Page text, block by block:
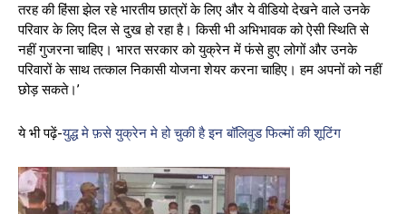
तरह की हिंसा झेल रहे भारतीय छात्रों के लिए और ये वीडियो देखने वाले उनके
परिवार के लिए दिल से दुख हो रहा है। किसी भी अभिभावक को ऐसी स्थिति से
नहीं गुजरना चाहिए। भारत सरकार को युक्रेन में फंसे हुए लोगों और उनके
परिवारों के साथ तत्काल निकासी योजना शेयर करना चाहिए। हम अपनों को नहीं
छोड़ सकते।’
ये भी पढ़ें-युद्ध मे फ़से युक्रेन मे हो चुकी है इन बॉलिवुड फिल्मों की शूटिंग